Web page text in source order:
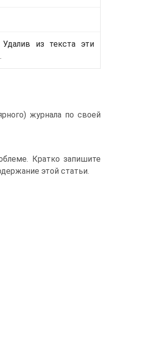
из текста эти
журнала по своей
Кратко запишите
этой статьи.